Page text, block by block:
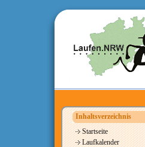
Inhaltsverzeichnis
Startseite
Laufkalender